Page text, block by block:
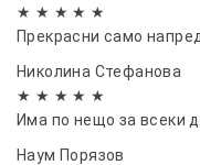
★ ★ ★ ★ ★
Прекрасни само
Николина Стефанова
★ ★ ★ ★ ★
Има по нещо за всеки
Наум Порязов